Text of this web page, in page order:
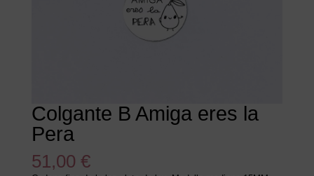
Colgante B Amiga eres la
Pera
51,00 €